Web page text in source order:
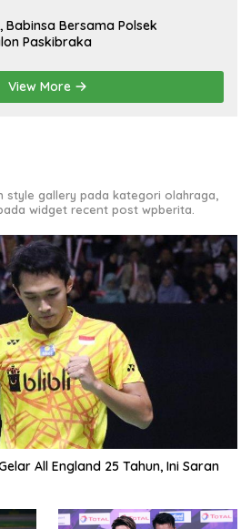
Babinsa Bersama Polsek
View More
style gallery pada kategori olahraga,
widget recent post wpberita.
All England 25 Tahun, Ini Saran